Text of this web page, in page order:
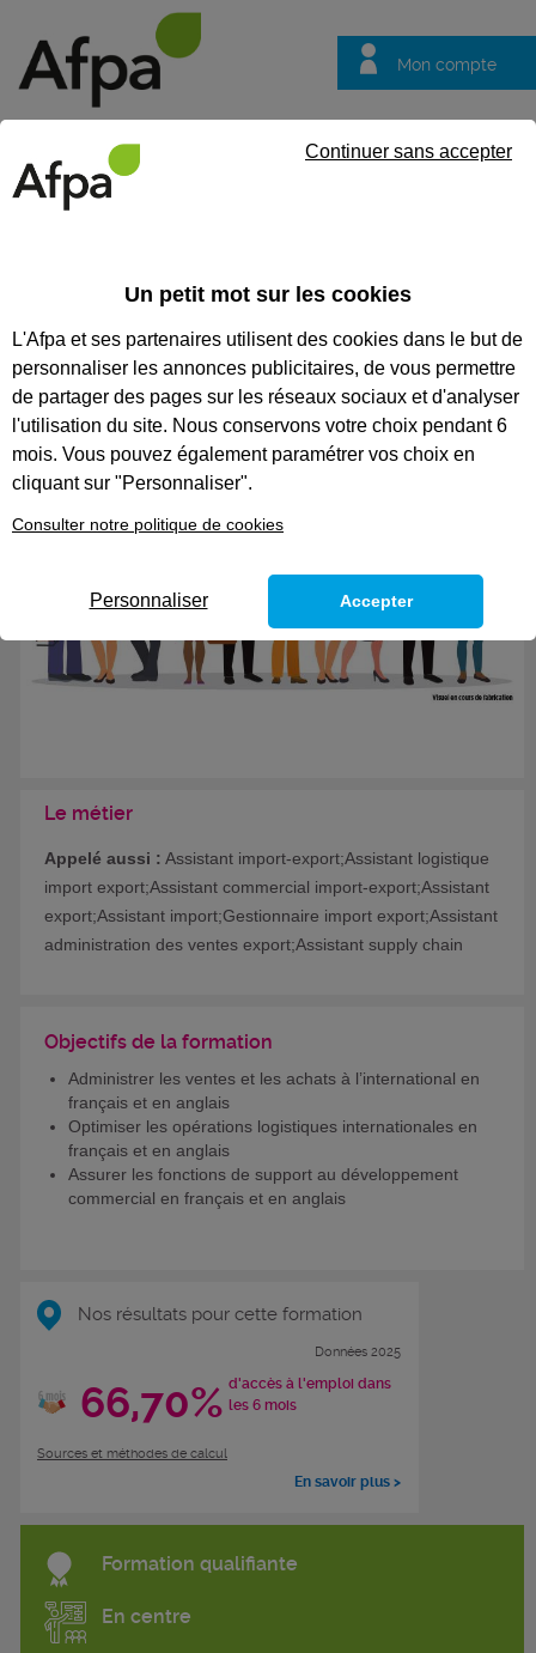
Mon compte
questions
CODES
ASSISTANT IMPORT-EXPORT
Eligible au CPF *
Le métier
Appelé aussi : Assistant import-export;Assistant logistique
import export;Assistant commercial import-export;Assistant
export;Assistant import;Gestionnaire import export;Assistant
administration des ventes export;Assistant supply chain
Objectifs de la formation
Administrer les ventes et les achats à l’international en
français et en anglais
Optimiser les opérations logistiques internationales en
français et en anglais
Assurer les fonctions de support au développement
commercial en français et en anglais
Nos résultats pour cette formation
Données 2025
66,70% d'accès à l'emploi dans
les 6 mois
Sources et méthodes de calcul
En savoir plus >
Formation qualifiante
En centre
Un petit mot sur les cookies
L'Afpa et ses partenaires utilisent des cookies dans le but de
personnaliser les annonces publicitaires, de vous permettre
de partager des pages sur les réseaux sociaux et d'analyser
l'utilisation du site. Nous conservons votre choix pendant 6
mois. Vous pouvez également paramétrer vos choix en
cliquant sur "Personnaliser".
Consulter notre politique de cookies
Continuer sans accepter
Personnaliser Accepter